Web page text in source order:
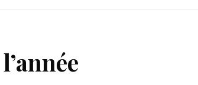
Les abonnements